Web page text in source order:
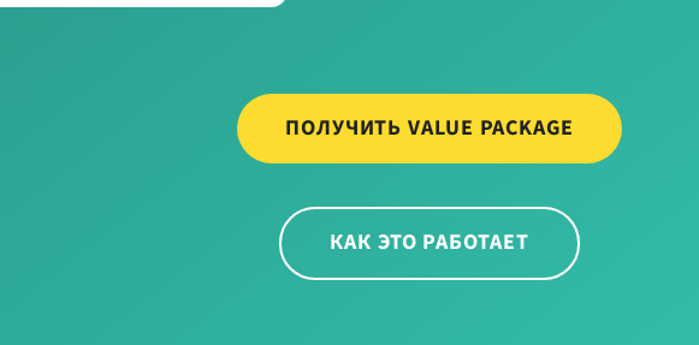
ПОЛУЧИТЬ VALUE PACKAGE
КАК ЭТО РАБОТАЕТ